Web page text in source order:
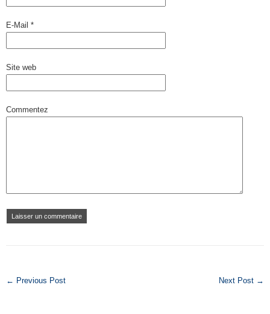
E-Mail *
Site web
Commentez
← Previous Post Next Post →